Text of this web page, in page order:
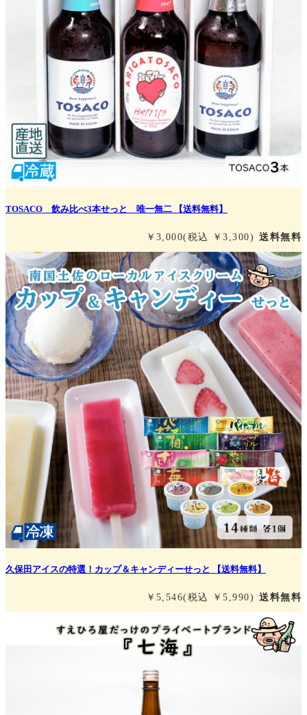
TOSACO 飲み比べ3本せっと 唯一無二 【送料無料】
￥3,000(税込 ￥3,300) 送料無料
久保田アイスの特選！カップ＆キャンディーせっと 【送料無料】
￥5,546(税込 ￥5,990) 送料無料